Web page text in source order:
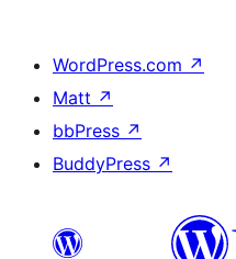
WordPress.com ↗
Matt ↗
bbPress ↗
BuddyPress ↗